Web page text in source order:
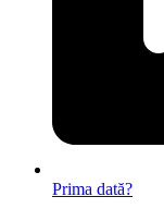
Prima dată?